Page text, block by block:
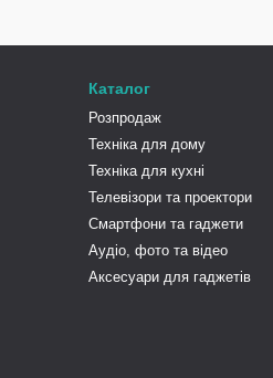
Каталог
Розпродаж
Техніка для дому
Техніка для кухні
Телевізори та проектори
Смартфони та гаджети
Аудіо, фото та відео
Аксесуари для гаджетів